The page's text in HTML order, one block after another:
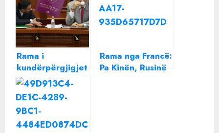
Rama i
kundërpërgjigjet
Ahmetajt, i heq
sot pasaportën
diplomatike që
skandonte në
2033!
Rama nga Francë:
Pa Kinën, Rusinë